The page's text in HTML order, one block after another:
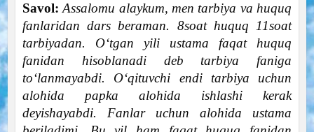
Savol: Assalomu alaykum, men tarbiya va huquq
fanlaridan dars beraman. 8soat huquq 11soat
tarbiyadan. O‘tgan yili ustama faqat huquq
fanidan hisoblanadi deb tarbiya faniga
to‘lanmayabdi. O‘qituvchi endi tarbiya uchun
alohida papka alohida ishlashi kerak
deyishayabdi. Fanlar uchun alohida ustama